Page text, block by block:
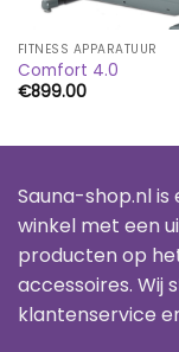
FITNESS APPARATUUR
Comfort 4.0
€899.00
Sauna-shop.nl is
winkel met een
producten op
accessoires. Wij
klantenservice